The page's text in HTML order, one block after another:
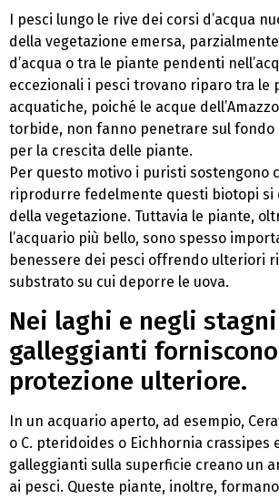
I pesci lungo le rive dei corsi d’acqua
della vegetazione emersa,
d’acqua o tra le piante pendenti
eccezionali i pesci trovano riparo tra le
acquatiche, poiché le acque
torbide, non fanno penetrare sul fondo
per la crescita delle piante.
Per questo motivo i puristi sostengono
riprodurre fedelmente questi biotopi si
della vegetazione. Tuttavia le piante,
l’acquario più bello, sono spesso
benessere dei pesci offrendo ulteriori
substrato su cui deporre le uova.
Nei laghi e negli
galleggianti
protezione ulteriore.
In un acquario aperto, ad esempio,
o C. pteridoides o Eichhornia crassipes
galleggianti sulla superficie creano un
ai pesci. Queste piante, inoltre,